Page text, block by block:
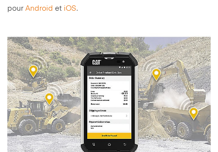
pour Android et iOS.